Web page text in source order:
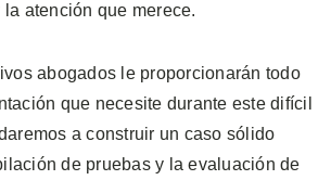
atención que merece.
abogados le proporcionarán todo
que necesite durante este difícil
a construir un caso sólido
de pruebas y la evaluación de